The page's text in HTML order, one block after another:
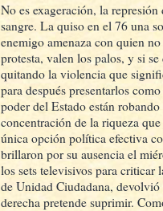
No es exageración, la
sangre. La quiso en el 76 una
enemigo amenaza con quien
protesta, valen los palos, y si
quitando la violencia que
para después presentarlos
poder del Estado están
concentración de la riqueza
única opción política efectiva
brillaron por su ausencia el
los sets televisivos para criticar
de Unidad Ciudadana,
derecha pretende suprimir.